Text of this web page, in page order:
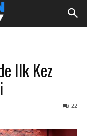
Ilk Kez
22